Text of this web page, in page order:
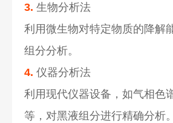
3. 生物分析法
利用微生物对特定物质的降解
组分分析。
4. 仪器分析法
利用现代仪器设备，如气相色
等，对黑液组分进行精确分析。